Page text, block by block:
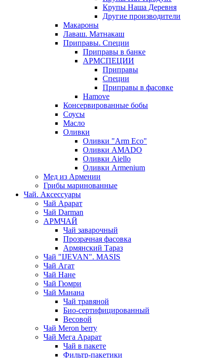
Крупы Наша Деревня
Другие производители
Макароны
Лаваш. Матнакаш
Приправы. Специи
Приправы в банке
АРМСПЕЦИИ
Приправы
Специи
Приправы в фасовке
Hamove
Консервированные бобы
Соусы
Масло
Оливки
Оливки "Arm Eco"
Оливки AMADO
Оливки Aiello
Оливки Armenium
Мед из Армении
Грибы маринованные
Чай. Аксессуары
Чай Арарат
Чай Darman
АРМЧАЙ
Чай заварочный
Прозрачная фасовка
Армянский Тараз
Чай "IJEVAN". MASIS
Чай Агат
Чай Нане
Чай Гюмри
Чай Манана
Чай травяной
Био-сертифицированный
Весовой
Чай Meron berry
Чай Мега Арарат
Чай в пакете
Фильтр-пакетики